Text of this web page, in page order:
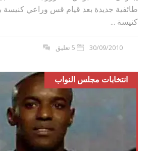
طائفية جديدة بعد قيام قس وراعي كنيسة
كنيسة ...
30/09/2010 5 تعليق
انتخابات مجلس النواب